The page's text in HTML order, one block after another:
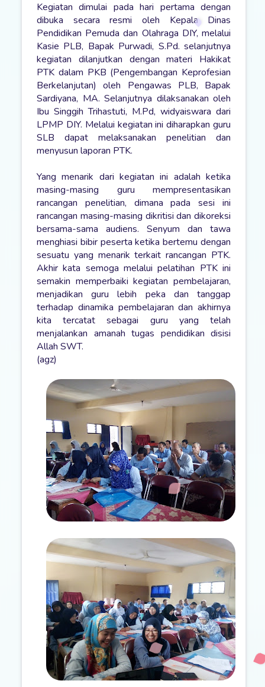
Kegiatan dimulai pada hari pertama dengan
dibuka secara resmi oleh Kepala Dinas
Pendidikan Pemuda dan Olahraga DIY, melalui
Kasie PLB, Bapak Purwadi, S.Pd. selanjutnya
kegiatan dilanjutkan dengan materi Hakikat
PTK dalam PKB (Pengembangan Keprofesian
Berkelanjutan) oleh Pengawas PLB, Bapak
Sardiyana, MA. Selanjutnya dilaksanakan oleh
Ibu Singgih Trihastuti, M.Pd, widyaiswara dari
LPMP DIY. Melalui kegiatan ini diharapkan guru
SLB dapat melaksanakan penelitian dan
menyusun laporan PTK.
Yang menarik dari kegiatan ini adalah ketika
masing-masing guru mempresentasikan
rancangan penelitian, dimana pada sesi ini
rancangan masing-masing dikritisi dan dikoreksi
bersama-sama audiens. Senyum dan tawa
menghiasi bibir peserta ketika bertemu dengan
sesuatu yang menarik terkait rancangan PTK.
Akhir kata semoga melalui pelatihan PTK ini
semakin memperbaiki kegiatan pembelajaran,
menjadikan guru lebih peka dan tanggap
terhadap dinamika pembelajaran dan akhirnya
kita tercatat sebagai guru yang telah
menjalankan amanah tugas pendidikan disisi
Allah SWT.
(agz)